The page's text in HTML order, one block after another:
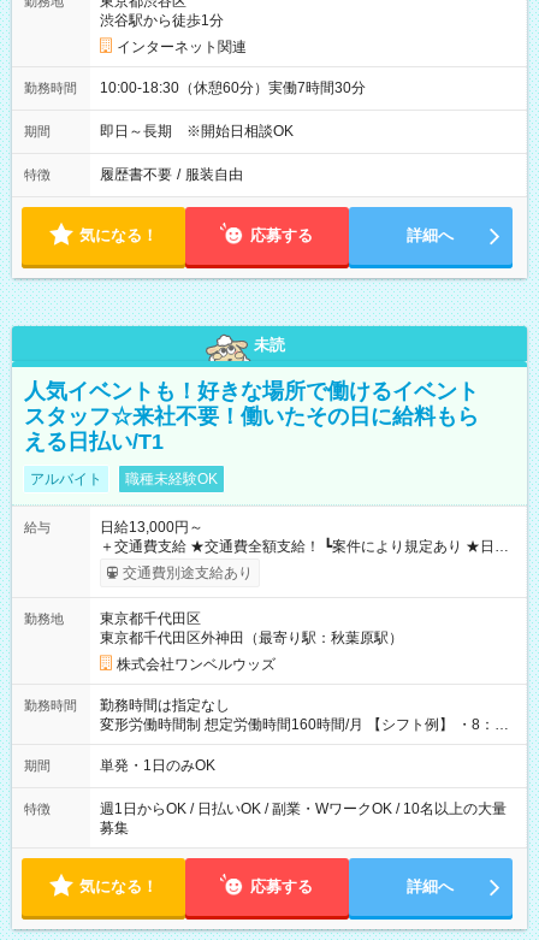
渋谷駅から徒歩1分
インターネット関連
勤務時間 10:00-18:30（休憩60分）実働7時間30分
期間 即日～長期 ※開始日相談OK
特徴 履歴書不要 / 服装自由
気になる！ 応募する 詳細へ
未読
人気イベントも！好きな場所で働けるイベント
スタッフ☆来社不要！働いたその日に給料もら
える日払い/T1
アルバイト 職種未経験OK
給与
日給13,000円～
＋交通費支給 ★交通費全額支給！ ┗案件により規定あり ★日払
いOK！（規定あり） ┗働いたその日に現金GET♪ お仕事後はコ
ンビニATMから 日払い分を引き落とせます！ 【試用期間】試
交通費別途支給あり
勤務地
東京都千代田区
東京都千代田区外神田（最寄り駅：秋葉原駅）
株式会社ワンベルウッズ
勤務時間
勤務時間は指定なし
変形労働時間制 想定労働時間160時間/月 【シフト例】 ・8：00
～21：00
期間 単発・1日のみOK
特徴
週1日からOK / 日払いOK / 副業・WワークOK / 10名以上の大量
募集
気になる！ 応募する 詳細へ